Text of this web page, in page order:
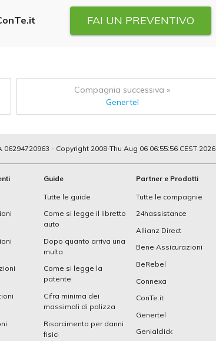
FAI UN PREVENTIVO
Compagnia successiva »
Genertel
- Copyright 2008-Thu Aug 06 06:55:56 CEST 2026
Guide
Tutte le guide
Come si legge il libretto
auto
Dopo quanto arriva una
multa
Come si legge la
patente
Cifra minima dei
massimali di polizza
Risarcimento per danni
fisici
Partner e Prodotti
Tutte le compagnie
24hassistance
Allianz Direct
Bene Assicurazioni
BeRebel
Connexa
ConTe.it
Genertel
Genialclick